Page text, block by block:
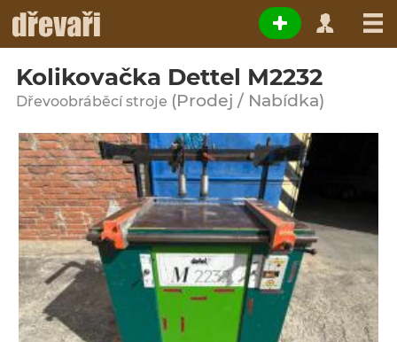
Kolikovačka Dettel M2232
Dřevoobráběcí stroje (Prodej / Nabídka)